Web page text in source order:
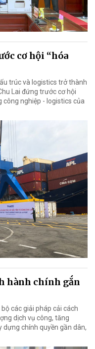
cơ hội “hóa
trúc và logistics trở thành
Lai đứng trước cơ hội
nghiệp - logistics của
hành chính gắn
các giải pháp cải cách
dịch vụ công, tăng
chính quyền gần dân,